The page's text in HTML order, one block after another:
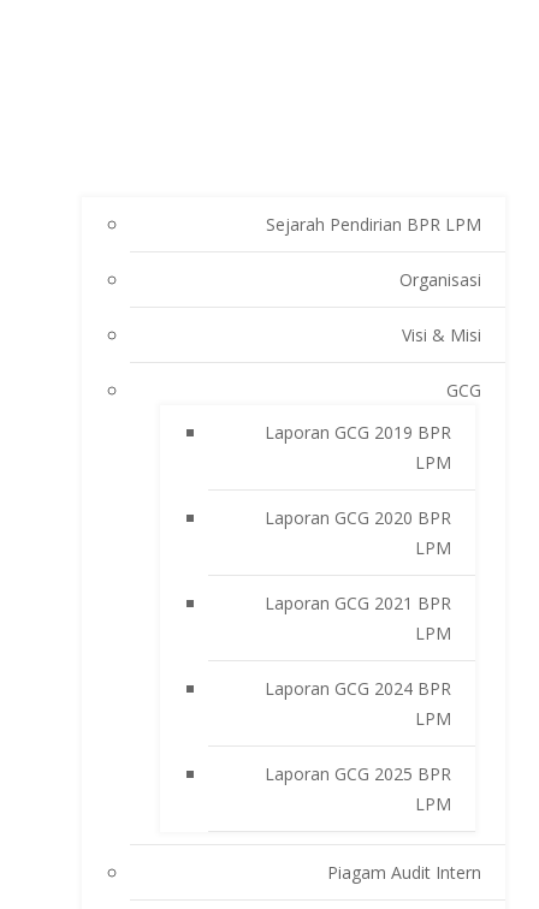
Sejarah Pendirian BPR LPM
Organisasi
Visi & Misi
GCG
Laporan GCG 2019 BPR
LPM
Laporan GCG 2020 BPR
LPM
Laporan GCG 2021 BPR
LPM
Laporan GCG 2024 BPR
LPM
Laporan GCG 2025 BPR
LPM
Piagam Audit Intern